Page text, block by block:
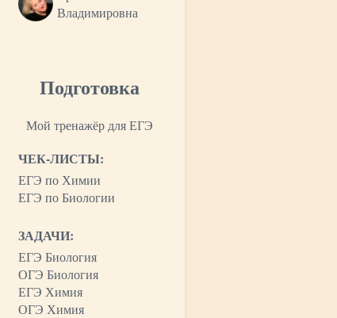
Владимировна
Подготовка
Мой тренажёр для ЕГЭ
ЧЕК-ЛИСТЫ:
ЕГЭ по Химии
ЕГЭ по Биологии
ЗАДАЧИ:
ЕГЭ Биология
ОГЭ Биология
ЕГЭ Химия
ОГЭ Химия